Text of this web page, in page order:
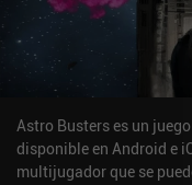
Astro Busters es un
disponible en Android e
multijugador que se